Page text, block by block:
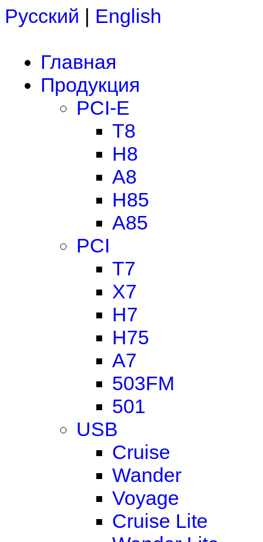
Русский | English
Главная
Продукция
PCI-E
T8
H8
A8
H85
A85
PCI
T7
X7
H7
H75
A7
503FM
501
USB
Cruise
Wander
Voyage
Cruise Lite